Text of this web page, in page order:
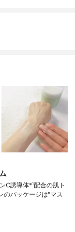
C誘導体*¹配合の肌ト
のパッケージは"マス